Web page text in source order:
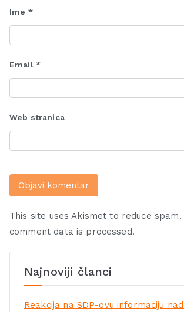
Ime *
Email *
Web stranica
This site uses Akismet to reduce spam.
comment data is processed.
Najnoviji članci
Reakcija na SDP-ovu informaciju